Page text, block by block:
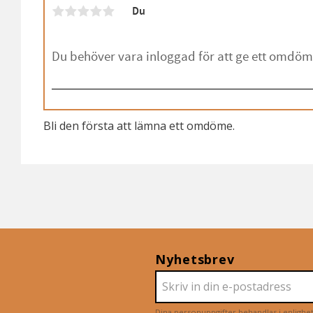
Du
Bli den första att lämna ett omdöme.
Nyhetsbrev